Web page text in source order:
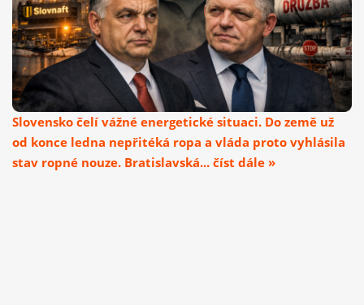
Slovensko čelí vážné energetické situaci. Do země už
od konce ledna nepřitéká ropa a vláda proto vyhlásila
stav ropné nouze. Bratislavská... číst dále »